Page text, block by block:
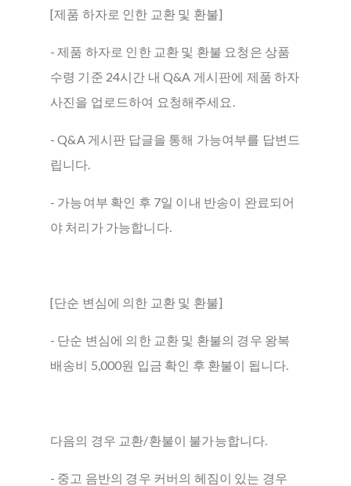
[제품 하자로 인한 교환 및 환불]
- 제품 하자로 인한 교환 및 환불 요청은 상품
수령 기준 24시간 내 Q&A 게시판에 제품 하자
사진을 업로드하여 요청해주세요.
- Q&A 게시판 답글을 통해 가능여부를 답변드
립니다.
- 가능여부 확인 후 7일 이내 반송이 완료되어
야 처리가 가능합니다.
[단순 변심에 의한 교환 및 환불]
- 단순 변심에 의한 교환 및 환불의 경우 왕복
배송비 5,000원 입금 확인 후 환불이 됩니다.
다음의 경우 교환/환불이 불가능합니다.
- 중고 음반의 경우 커버의 헤짐이 있는 경우